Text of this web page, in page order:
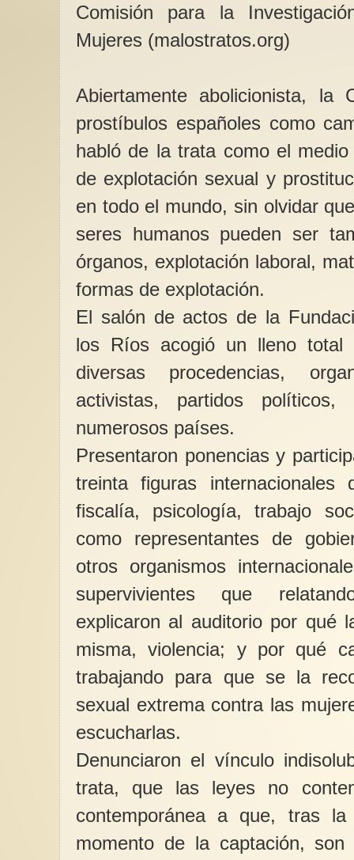
Comisión para la
Mujeres (malostratos.org)
Abiertamente abolicionista, la
prostíbulos españoles como
habló de la trata como el
de explotación sexual y
en todo el mundo, sin olvidar
seres humanos pueden ser
órganos, explotación laboral,
formas de explotación.
El salón de actos de la
los Ríos acogió un lleno total
diversas procedencias,
activistas, partidos
numerosos países.
Presentaron ponencias y
treinta figuras
fiscalía, psicología, trabajo
como representantes de
otros organismos
supervivientes que
explicaron al auditorio por qué
misma, violencia; y por qué
trabajando para que se la
sexual extrema contra las
escucharlas.
Denunciaron el vínculo
trata, que las leyes no
contemporánea a que, tras
momento de la captación,
REGALA
camino de regreso
Segato
feminista Rita Laura